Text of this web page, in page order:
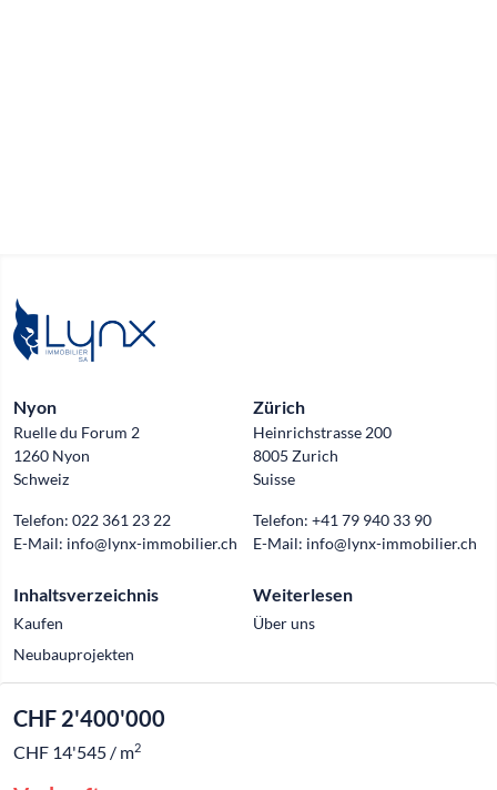
CHF 2'400'000
CHF 14'545 / m2
Nyon
Ruelle du Forum 2
1260 Nyon
Schweiz
Telefon: 022 361 23 22
E-Mail: info@lynx-immobilier.ch
Zürich
Heinrichstrasse 200
8005 Zurich
Suisse
Telefon: +41 79 940 33 90
E-Mail: info@lynx-immobilier.ch
Inhaltsverzeichnis
Kaufen
Neubauprojekten
Weiterlesen
Über uns